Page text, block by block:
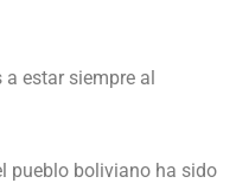
estar siempre al
pueblo boliviano ha sido